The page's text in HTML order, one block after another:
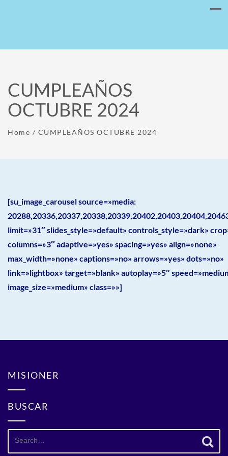
CUMPLEAÑOS
OCTUBRE 2024
Home / CUMPLEAÑOS OCTUBRE 2024
[su_image_carousel source=»media:
limit=»31″ slides_style=»default» controls_style=»dark»
columns=»3″ adaptive=»yes» spacing=»yes» align=»none»
max_width=»none» captions=»no» arrows=»yes» dots=»no»
link=»lightbox» target=»blank» autoplay=»5″
image_size=»medium» class=»»]
MISIONER
BUSCAR
Search